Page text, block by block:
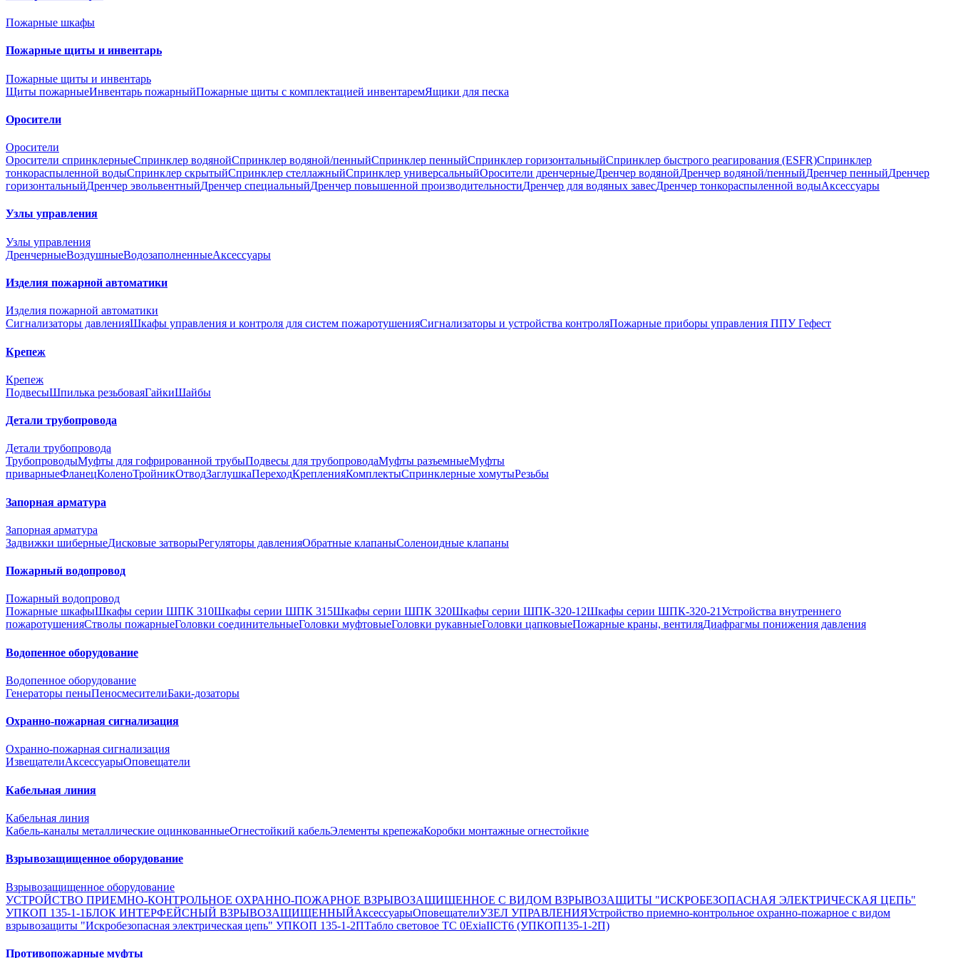
Пожарные шкафы
Пожарные щиты и инвентарь
Пожарные щиты и инвентарь
Щиты пожарныеИнвентарь пожарныйПожарные щиты с комплектацией инвентаремЯщики для песка
Оросители
Оросители
Оросители спринклерныеСпринклер водянойСпринклер водяной/пенныйСпринклер пенныйСпринклер горизонтальныйСпринклер быстрого реагирования (ESFR)Спринклер
тонкораспыленной водыСпринклер скрытыйСпринклер стеллажныйСпринклер универсальныйОросители дренчерныеДренчер водянойДренчер водяной/пенныйДренчер пенныйДренчер
горизонтальныйДренчер эвольвентныйДренчер специальныйДренчер повышенной производительностиДренчер для водяных завесДренчер тонкораспыленной водыАксессуары
Узлы управления
Узлы управления
ДренчерныеВоздушныеВодозаполненныеАксессуары
Изделия пожарной автоматики
Изделия пожарной автоматики
Сигнализаторы давленияШкафы управления и контроля для систем пожаротушенияСигнализаторы и устройства контроляПожарные приборы управления ППУ Гефест
Крепеж
Крепеж
ПодвесыШпилька резьбоваяГайкиШайбы
Детали трубопровода
Детали трубопровода
ТрубопроводыМуфты для гофрированной трубыПодвесы для трубопроводаМуфты разъемныеМуфты
приварныеФланецКоленоТройникОтводЗаглушкаПереходКрепленияКомплектыСпринклерные хомутыРезьбы
Запорная арматура
Запорная арматура
Задвижки шиберныеДисковые затворыРегуляторы давленияОбратные клапаныСоленоидные клапаны
Пожарный водопровод
Пожарный водопровод
Пожарные шкафыШкафы серии ШПК 310Шкафы серии ШПК 315Шкафы серии ШПК 320Шкафы серии ШПК-320-12Шкафы серии ШПК-320-21Устройства внутреннего
пожаротушенияСтволы пожарныеГоловки соединительныеГоловки муфтовыеГоловки рукавныеГоловки цапковыеПожарные краны, вентиляДиафрагмы понижения давления
Водопенное оборудование
Водопенное оборудование
Генераторы пеныПеносмесителиБаки-дозаторы
Охранно-пожарная сигнализация
Охранно-пожарная сигнализация
ИзвещателиАксессуарыОповещатели
Кабельная линия
Кабельная линия
Кабель-каналы металлические оцинкованныеОгнестойкий кабельЭлементы крепежаКоробки монтажные огнестойкие
Взрывозащищенное оборудование
Взрывозащищенное оборудование
УСТРОЙСТВО ПРИЕМНО-КОНТРОЛЬНОЕ ОХРАННО-ПОЖАРНОЕ ВЗРЫВОЗАЩИЩЕННОЕ С ВИДОМ ВЗРЫВОЗАЩИТЫ "ИСКРОБЕЗОПАСНАЯ ЭЛЕКТРИЧЕСКАЯ ЦЕПЬ"
УПКОП 135-1-1БЛОК ИНТЕРФЕЙСНЫЙ ВЗРЫВОЗАЩИЩЕННЫЙАксессуарыОповещателиУЗЕЛ УПРАВЛЕНИЯУстройство приемно-контрольное охранно-пожарное с видом
взрывозащиты "Искробезопасная электрическая цепь" УПКОП 135-1-2ПТабло световое ТС 0ExiaIICT6 (УПКОП135-1-2П)
Противопожарные муфты